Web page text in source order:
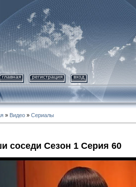
главная регистрация вход
» Видео » Сериалы
соседи Сезон 1 Серия 60